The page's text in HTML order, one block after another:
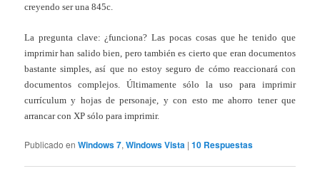
creyendo ser una 845c.
La pregunta clave: ¿funciona? Las pocas cosas que he tenido que
imprimir han salido bien, pero también es cierto que eran documentos
bastante simples, así que no estoy seguro de cómo reaccionará con
documentos complejos. Últimamente sólo la uso para imprimir
currículum y hojas de personaje, y con esto me ahorro tener que
arrancar con XP sólo para imprimir.
Publicado en Windows 7,Windows Vista |10 Respuestas